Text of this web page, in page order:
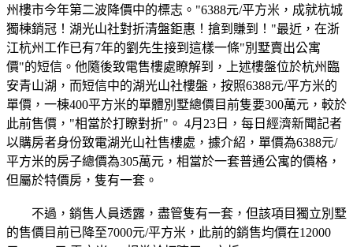
州樓市今年第二波降價中的標志。"6388元/平方米，成就杭城
獨棟銷冠！湖光山社對折清盤鉅惠！搶到賺到！"最近，在浙
江杭州工作已有7年的劉先生接到這樣一條"別墅賣出公寓
價"的短信。他隨後致電售樓處瞭解到，上述樓盤位於杭州臨
安青山湖，而短信中的湖光山社樓盤，按照6388元/平方米的
單價，一棟400平方米的單體別墅總價目前隻要300萬元，較於
此前售價，"相當於打瞭對折"。 4月23日，每日經濟新聞記者
以購房者身份致電湖光山社售樓處，據介紹，單價為6388元/
平方米的房子總價為305萬元，相當於一套普通公寓的價格，
但屬於特價房，隻有一套。
不過，銷售人員透露，盡管隻有一套，但該項目獨立別墅
的售價目前已降至7000元/平方米，此前的銷售均價在12000